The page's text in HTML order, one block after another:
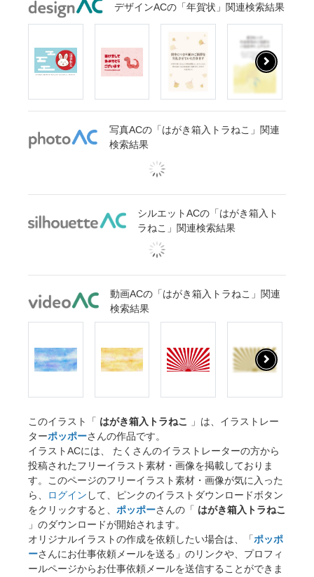
デザインACの「年賀状」関連検索結果
写真ACの「はがき箱入トラねこ」関連
検索結果
シルエットACの「はがき箱入ト
ラねこ」関連検索結果
動画ACの「はがき箱入トラねこ」関連
検索結果
このイラスト「 はがき箱入トラねこ
」は、イラストレー
ターポッポーさんの作品です。
イラストACには、 たくさんのイラストレーターの方から
投稿されたフリーイラスト素材・画像を掲載しておりま
す。このページのフリーイラスト素材・画像が気に入った
ら、
ログイン して、ピンクのイラストダウンロードボタン
をクリックすると、 ポッポーさんの「 はがき箱入トラねこ
」のダウンロードが開始されます。
オリジナルイラストの作成を依頼したい場合は、「ポッポ
ーさんにお仕事依頼メールを送る」のリンクや、プロフィ
ールページからお仕事依頼メールを送信することができま